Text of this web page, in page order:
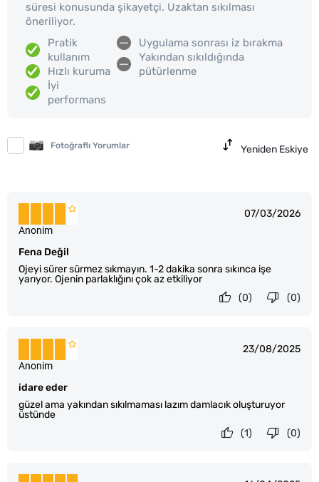
süresi konusunda şikayetçi. Uzaktan sıkılması
öneriliyor.
Pratik
kullanım
Hızlı kuruma
İyi
performans
Uygulama sonrası iz bırakma
Yakından sıkıldığında
pütürlenme
Fotoğraflı Yorumlar Yeniden Eskiye
07/03/2026
Fena Değil
Ojeyi sürer sürmez sıkmayın. 1-2 dakika sonra sıkınca işe
yarıyor. Ojenin parlaklığını çok az etkiliyor
Anonim
(0)
(0)
23/08/2025
idare eder
güzel ama yakından sıkılmaması lazım damlacık oluşturuyor
üstünde
Anonim
(0)
(1)